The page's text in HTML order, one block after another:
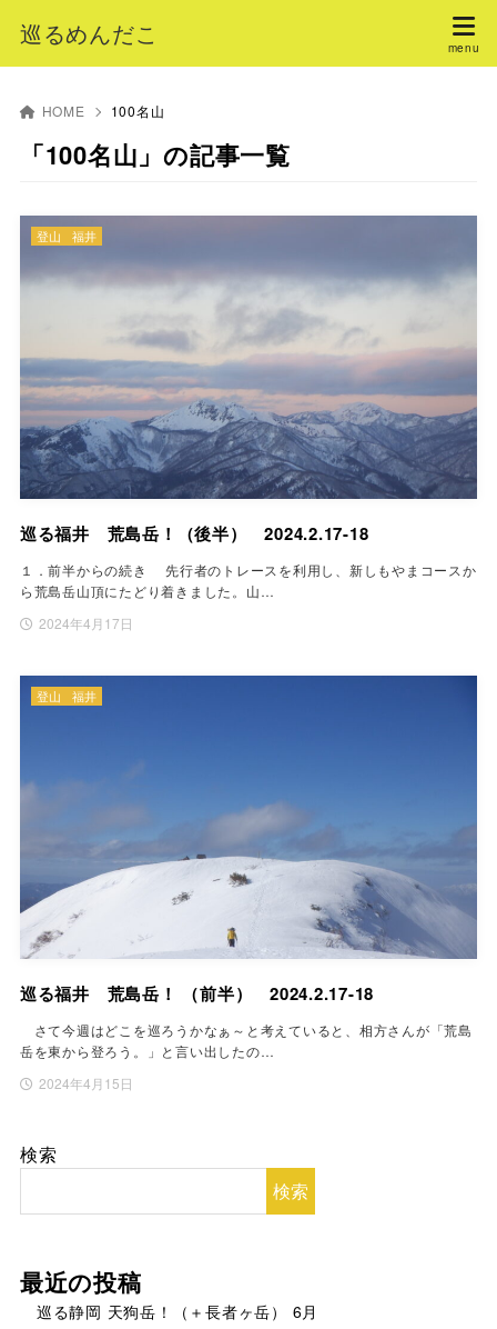
巡るめんだこ
HOME 100名山
「100名山」の記事一覧
巡る福井 荒島岳！（後半） 2024.2.17-18
１．前半からの続き 先行者のトレースを利用し、新しもやまコースか
ら荒島岳山頂にたどり着きました。山…
2024年4月17日
登山 福井
巡る福井 荒島岳！ （前半） 2024.2.17-18
さて今週はどこを巡ろうかなぁ～と考えていると、相方さんが「荒島
岳を東から登ろう。」と言い出したの…
2024年4月15日
登山 福井
検索
検索
最近の投稿
巡る静岡 天狗岳！（＋長者ヶ岳） 6月